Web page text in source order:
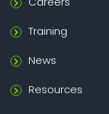
Training
News
Resources